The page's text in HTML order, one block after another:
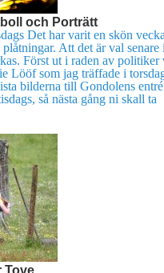
och Porträtt
Det har varit en skön vecka
plåtningar. Att det är val senare
Först ut i raden av politiker
Lööf som jag träffade i
bilderna till Gondolens
så nästa gång ni skall ta